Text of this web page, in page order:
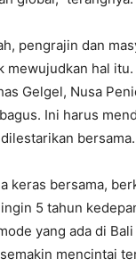
pengrajin dan
mewujudkan hal
Gelgel, Nusa
Ini harus
bersama.
keras bersama,
5 tahun
yang ada di
mencintai